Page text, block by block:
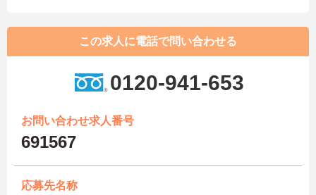
この求人に電話で問い合わせる
0120-941-653
お問い合わせ求人番号
691567
応募先名称